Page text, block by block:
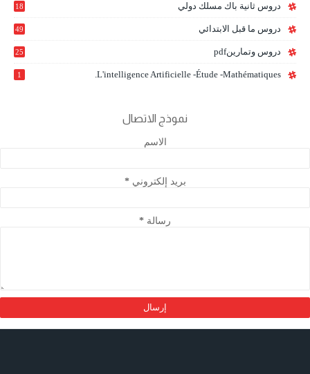
دروس ثانية باك مسلك دولي
18
دروس ما قبل الابتدائي 49
دروس وتمارينpdf 25
L'intelligence Artificielle -étude -mathématiques.
1
نموذج الاتصال
الاسم
بريد إلكتروني*
رسالة *